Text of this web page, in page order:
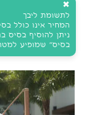
✖
לתשומת ליבך
המחיר אינו כולל
ניתן להוסיף
בסיס" שמופיע